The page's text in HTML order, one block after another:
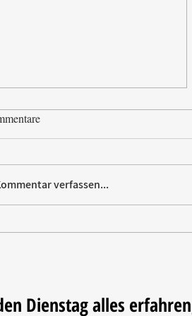
verfassen...
Dienstag alles